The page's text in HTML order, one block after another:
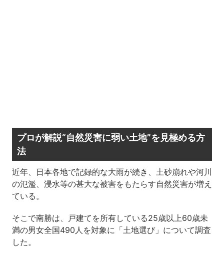
プロが解説“自然災害に弱い土地”を見極める方
法
近年、日本各地で記録的な大雨が続き、土砂崩れや河川
の氾濫、浸水等の甚大な被害をもたらす自然災害が増え
ている。
そこで南勝は、戸建てを所有している25歳以上60歳未
満の男女全国490人を対象に「土地選び」について調査
した。